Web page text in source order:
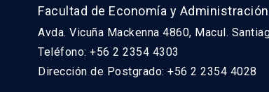
Facultad de Economía y Administración
Avda. Vicuña Mackenna 4860, Macul.
Teléfono: +56 2 2354 4303
Dirección de Postgrado: +56 2 2354 4028